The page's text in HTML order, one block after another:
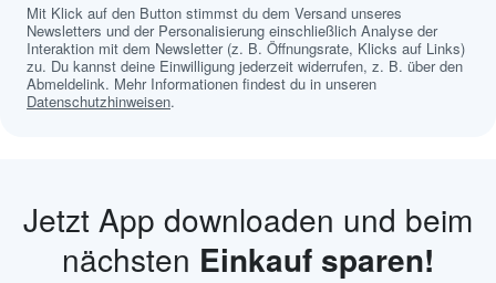
Mit Klick auf den Button stimmst du dem Versand unseres
Newsletters und der Personalisierung einschließlich Analyse der
Interaktion mit dem Newsletter (z. B. Öffnungsrate, Klicks auf Links)
zu. Du kannst deine Einwilligung jederzeit widerrufen, z. B. über den
Abmeldelink. Mehr Informationen findest du in unseren
Datenschutzhinweisen.
Jetzt App downloaden und beim
nächsten Einkauf sparen!